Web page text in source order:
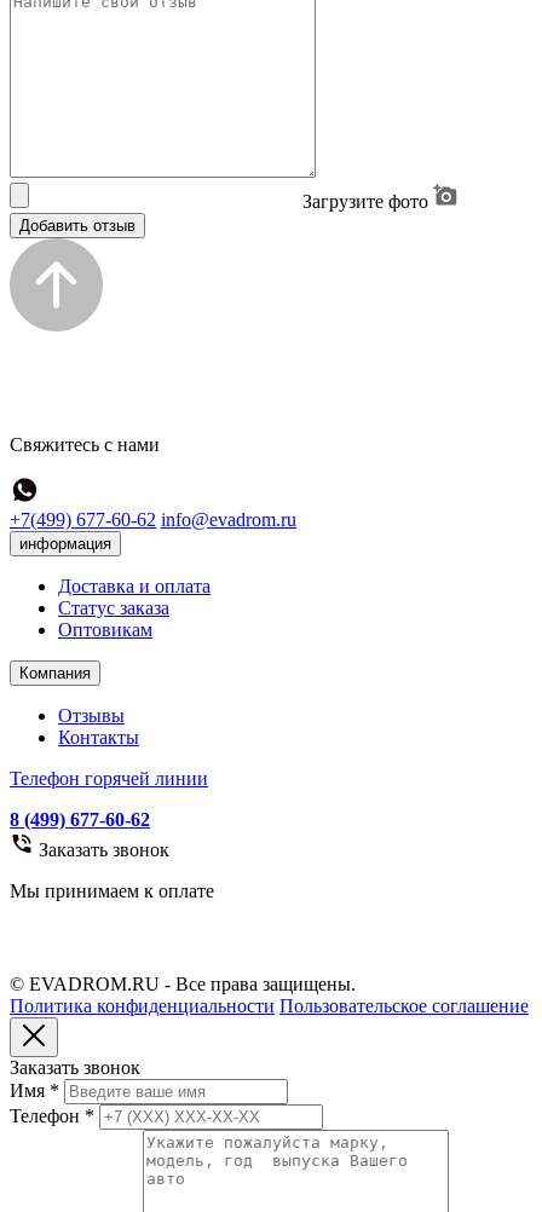
Загрузите фото
Добавить отзыв
Свяжитесь с нами
+7(499) 677-60-62 info@evadrom.ru
информация
Доставка и оплата
Статус заказа
Оптовикам
Компания
Отзывы
Контакты
Телефон горячей линии
8 (499) 677-60-62
Заказать звонок
Мы принимаем к оплате
© EVADROM.RU - Все права защищены.
Политика конфиденциальности Пользовательское соглашение
Заказать звонок
Имя *
Телефон *